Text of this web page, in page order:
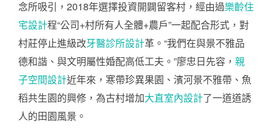
念所吸引，2018年選擇投資開闢留客村，經由過樂齡住
宅設計程“公司+村所有人全體+農戶”一起配合形式，對
村莊停止進級改牙醫診所設計革。“我們在與景不雅品
德和諧、與文明屬性婚配高低工夫。”廖忠日先容， 親
子空間設計近年來，寒帶珍異果園、濱河景不雅帶、魚
稻共生園的興修，為古村增加大直室內設計了一道道誘
人的田園風景。